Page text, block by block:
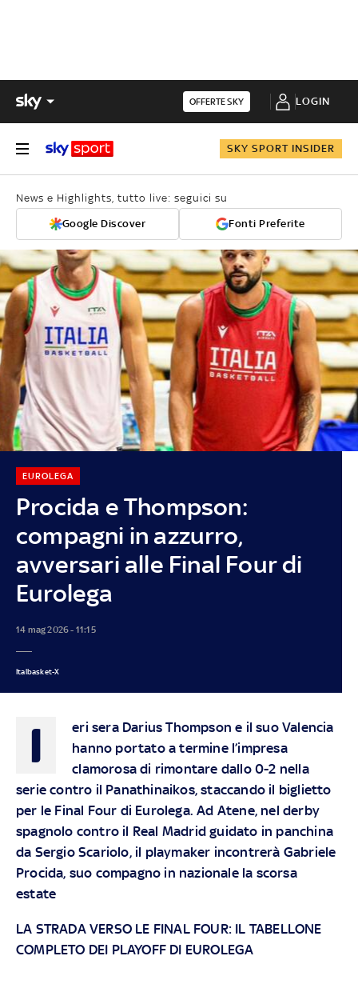
OFFERTE SKY LOGIN
SKY SPORT INSIDER
News e Highlights, tutto live: seguici su
Google Discover Fonti Preferite
Procida e Thompson:
compagni in azzurro,
avversari alle Final Four di
Eurolega
EUROLEGA
14 mag 2026 - 11:15
Italbasket-X
I
eri sera Darius Thompson e il suo Valencia
hanno portato a termine l’impresa
clamorosa di rimontare dallo 0-2 nella
serie contro il Panathinaikos, staccando il biglietto
per le Final Four di Eurolega. Ad Atene, nel derby
spagnolo contro il Real Madrid guidato in panchina
da Sergio Scariolo, il playmaker incontrerà Gabriele
Procida, suo compagno in nazionale la scorsa
estate
LA STRADA VERSO LE FINAL FOUR: IL TABELLONE
COMPLETO DEI PLAYOFF DI EUROLEGA